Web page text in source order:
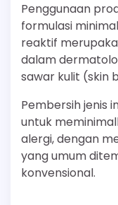
Penggunaan
formulasi
reaktif
dalam
sawar kulit (skin
Pembersih jenis
untuk
alergi, dengan
yang umum
konvensional.